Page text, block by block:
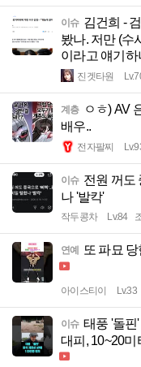
이슈 김건희 -
봤나. 저만 (수
이라고 얘기하
진겟타원
계층
ㅇㅎ) AV
배우..
전자팔찌
이슈 전원 꺼도
나 '발칵'
작두콩차 Lv.84
연예 또 파묘
아이스티이 Lv.33
이슈 태풍 '돌핀
대피, 10~20